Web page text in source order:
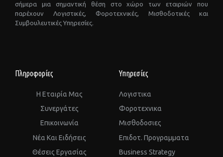
σήμερα μια σημαντική θέση στο χώρο των εταιριών που
παρέχουν Λογιστικές, Φοροτεχνικές, Μισθοδοτικές και
Συμβουλευτικές Υπηρεσίες.
Πληροφορίες
Η Εταιρία Μας
Συνεργάτες
Επικοινωνία
Νέα Και Ειδήσεις
Θέσεις Εργασίας
Υπηρεσίες
Λογιστικα
Φοροτεχνικα
Μισθοδοσιες
Επιδοτ. Προγραμματα
Business Strategy